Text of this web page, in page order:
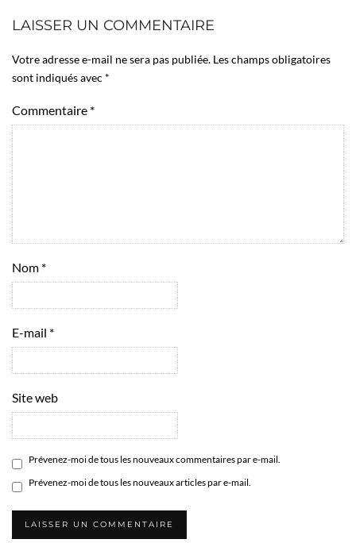
LAISSER UN COMMENTAIRE
Votre adresse e-mail ne sera pas publiée. Les champs obligatoires
sont indiqués avec *
Commentaire *
Nom *
E-mail *
Site web
Prévenez-moi de tous les nouveaux commentaires par e-mail.
Prévenez-moi de tous les nouveaux articles par e-mail.